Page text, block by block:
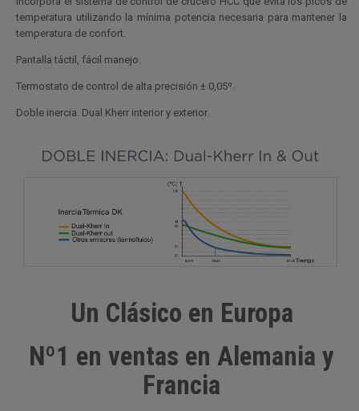
temperatura utilizando la mínima potencia necesaria para mantener la
temperatura de confort.
Pantalla táctil, fácil manejo.
Termostato de control de alta precisión ± 0,05º.
Doble inercia. Dual Kherr interior y exterior.
Un Clásico en Europa
Nº1 en ventas en Alemania y
Francia